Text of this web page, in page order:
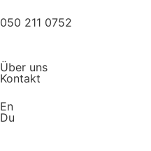
050 211 0752
Über uns
Kontakt
En
Du